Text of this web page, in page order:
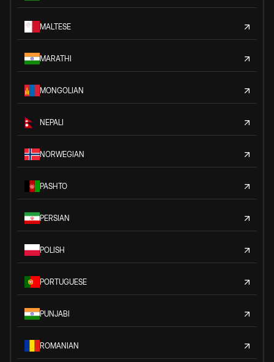
MALTESE
MARATHI
MONGOLIAN
NEPALI
NORWEGIAN
PASHTO
PERSIAN
POLISH
PORTUGUESE
PUNJABI
ROMANIAN